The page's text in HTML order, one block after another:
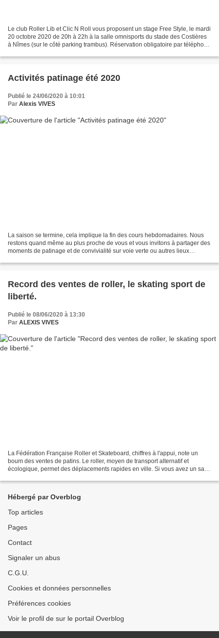
Le club Roller Lib et Clic N Roll vous proposent un stage Free Style, le mardi
20 octobre 2020 de 20h à 22h à la salle omnisports du stade des Costières
à Nîmes (sur le côté parking trambus). Réservation obligatoire par téléphone
Activités patinage été 2020
Publié le 24/06/2020 à 10:01
Par Alexis VIVES
La saison se termine, cela implique la fin des cours hebdomadaires. Nous
restons quand même au plus proche de vous et vous invitons à partager des
moments de patinage et de convivialité sur voie verte ou autres lieux
Record des ventes de roller, le skating sport de
liberté.
Publié le 08/06/2020 à 13:30
Par ALEXIS VIVES
La Fédération Française Roller et Skateboard, chiffres à l'appui, note un
boum des ventes de patins. Le roller, moyen de transport alternatif et
écologique, permet des déplacements rapides en ville. Si vous avez un sac
Hébergé par Overblog
Top articles
Pages
Contact
Signaler un abus
C.G.U.
Cookies et données personnelles
Préférences cookies
Voir le profil de sur le portail Overblog